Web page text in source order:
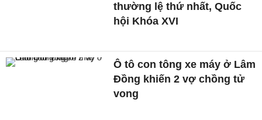
thường lệ thứ nhất, Quốc
hội Khóa XVI
Ô tô con tông xe máy ở Lâm
Đồng khiến 2 vợ chồng tử
vong